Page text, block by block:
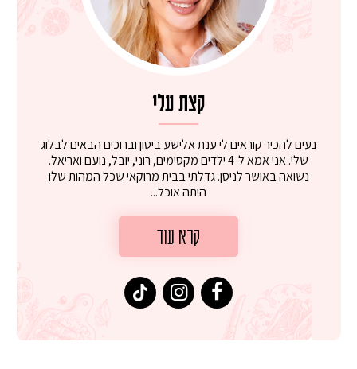
קצת עלי
נעים להכיר קוראים לי ענת אלישע ביטון וברוכים הבאים לבלוג
שלי. אני אמא ל-4 ילדים מקסימים, רוני, יובל, נועם ואריאל.
נשואה באושר לניסן. גדלתי בבית מרוקאי שכל המהות שלו
היתה אוכל...
קרא עוד